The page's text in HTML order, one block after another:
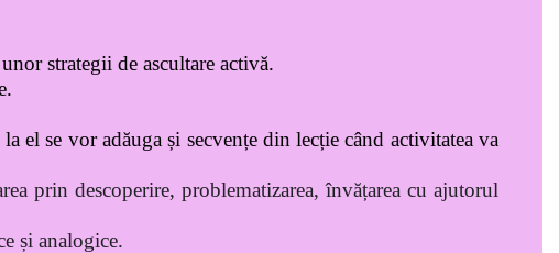
strategii de ascultare activă.
el se vor adăuga și secvențe din lecție când activitatea va
prin descoperire, problematizarea, învățarea cu ajutorul
și analogice.